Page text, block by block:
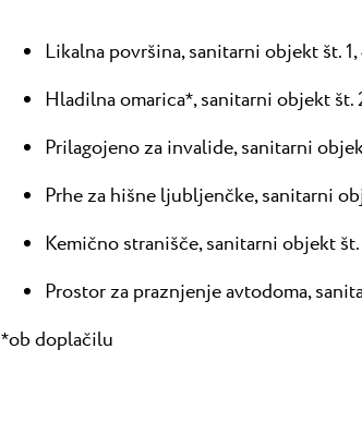
Likalna površina, sanitarni objekt št. 1,
Hladilna omarica*, sanitarni objekt št.
Prilagojeno za invalide, sanitarni
Prhe za hišne ljubljenčke, sanitarni
Kemično stranišče, sanitarni objekt št.
Prostor za praznjenje avtodoma,
*ob doplačilu